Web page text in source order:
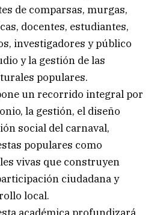
de comparsas, murgas,
docentes, estudiantes,
investigadores y público
y la gestión de las
populares.
un recorrido integral por
la gestión, el diseño
social del carnaval,
populares como
vivas que construyen
ciudadana y
local.